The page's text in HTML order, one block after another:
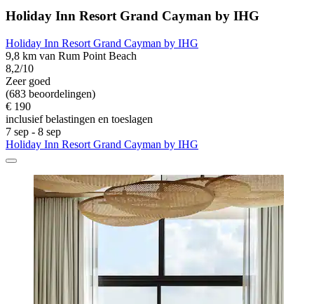
Holiday Inn Resort Grand Cayman by IHG
Holiday Inn Resort Grand Cayman by IHG
9,8 km van Rum Point Beach
8,2/10
Zeer goed
(683 beoordelingen)
€ 190
inclusief belastingen en toeslagen
7 sep - 8 sep
Holiday Inn Resort Grand Cayman by IHG